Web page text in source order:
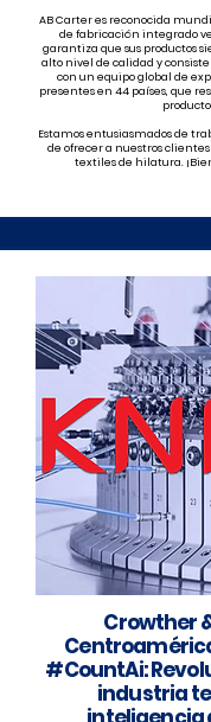
AB Carter es reconocida
de fabricación integrado
garantiza que sus productos
alto nivel de calidad y
con un equipo global de
presentes en 44 países, que
Estamos entusiasmados de
de ofrecer a nuestros
textiles de hilatura.
Crowther
#CountAi:
industria